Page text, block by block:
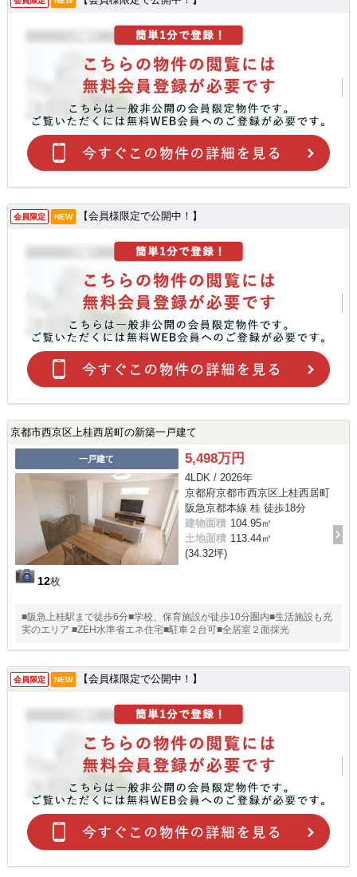
会員限定 NEW 【会員様限定で公開中！】
京都市西京区上桂西居町の新築一戸建て
一戸建て
12枚
5,498万円
4LDK / 2026年
京都府京都市西京区上桂西居町
阪急京都本線 桂 徒歩18分
建物面積 104.95㎡
土地面積 113.44㎡
(34.32坪)
■阪急上桂駅まで徒歩6分■学校、保育施設が徒歩10分圏内■生活施設も充
実のエリア ■ZEH水準省エネ住宅■駐車２台可■全居室２面採光
会員限定 NEW 【会員様限定で公開中！】